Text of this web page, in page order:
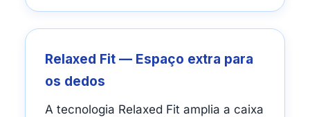
Relaxed Fit — Espaço extra para
os dedos
A tecnologia Relaxed Fit amplia a caixa